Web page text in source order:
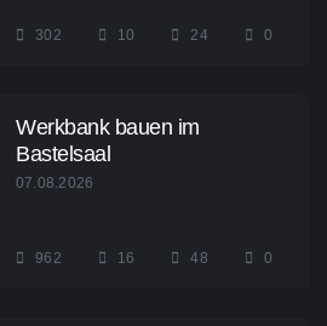
302 10 24 0
Werkbank bauen im
Bastelsaal
07.08.2026
962 16 48 0